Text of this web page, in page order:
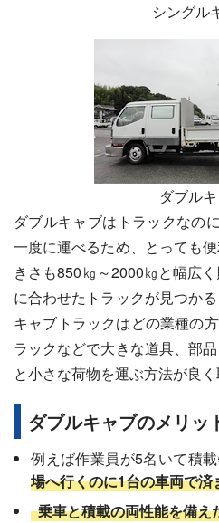
シングル
ダブル
ダブルキャブはトラックなの
一度に運べるため、とっても
きさも850㎏～2000㎏と幅広
に合わせたトラックが見つか
キャブトラックはどの業種の
ラックなどで大きな道具、部
と小さな荷物を運ぶ方法が良く
ダブルキャブのメリッ
例えば作業員が5名いて積
場へ行くのに1台の車両で
乗車と積載の両性能を備え